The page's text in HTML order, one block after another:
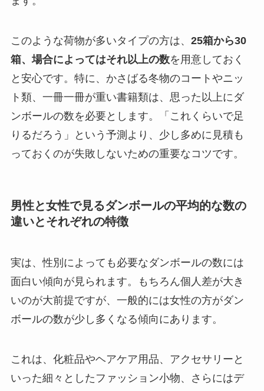
このような荷物が多いタイプの方は、 25箱から30
箱、場合によってはそれ以上の数を用意しておく
と安心です。特に、かさばる冬物のコートやニッ
ト類、一冊一冊が重い書籍類は、思った以上にダ
ンボールの数を必要とします。
「これくらいで足
りるだろう」という予測より、少し多めに見積も
っておく のが失敗しないための重要なコツです。
男性と女性で見るダンボールの平均的な数の
違いとそれぞれの特徴
実は、性別によっても必要なダンボールの数には
面白い傾向が見られます。もちろん個人差が大き
いのが大前提ですが、一般的には女性の方がダン
ボールの数が少し多くなる傾向 にあります。
これは、化粧品やヘアケア用品、アクセサリーと
いった細々としたファッション小物、さらにはデ